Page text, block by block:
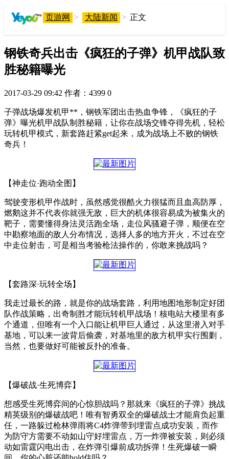
页游网 > 大陆新闻 > 正文
钢铁奇兵出击《疯狂的子弹》机甲战队致
胜秘籍曝光
2017-03-29 09:42 作者：4399 0
子弹战场爆发机甲**，钢铁军团出击热血争锋，《疯狂的子
弹》曝光机甲战队制胜秘籍，让你在战场交锋夺得先机，轻松
玩转机甲模式，新套路赶紧get起来，成为战场上不败的钢铁
奇兵！
【神走位·跑动全图】
驾驶变形机甲作战时，虽然感觉很酷火力很猛而且血高防厚，
燃鹅这并不代表你就强无敌，巨大的机体很容易成为被集火的
靶子，需要懂得身法灵活跑全场，走位风骚避子弹，顺便在空
中勘察地面的敌人分布情况，选择人多的地方开火，不过在空
中走位射击，可是相当考验枪法操作的，你敢来挑战吗？
【套路深·玩转全场】
我走过最长的路，就是你的战场套路，利用地图地形制定好团
队作战策略，出奇制胜才能玩转机甲战场！核电站大楼里有多
个通道，但唯有一个入口能让机甲巨人通过，从这里潜入对手
基地，可以来一波背后偷袭，对基地里的敌方机甲实行围剿，
当然，也要做好可能被反扑的准备。
【爆破战·生死博弈】
想感受生死博弈间的心惊胆战吗？那就来《疯狂的子弹》挑战
精英级别的爆破战吧！唯有智勇双全的爆破战士才能肩负起重
任，一路躲过枪林弹雨将C4炸弹带到埋雷点成功安装，而作
为防守方需要不动如山守好埋雷点，万一炸弹被安装，则必须
动如雷霆闪电出击，在炸弹引爆前成功拆弹！生死爆破一瞬